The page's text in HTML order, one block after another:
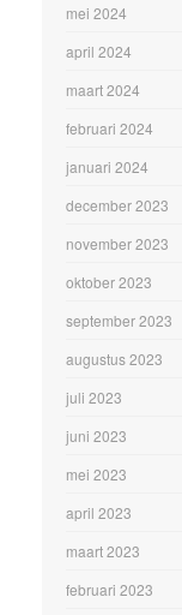
mei 2024
april 2024
maart 2024
februari 2024
januari 2024
december 2023
november 2023
oktober 2023
september 2023
augustus 2023
juli 2023
juni 2023
mei 2023
april 2023
maart 2023
februari 2023